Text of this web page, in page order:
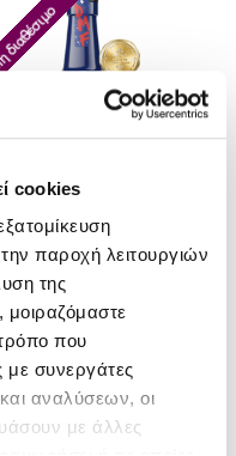
cookies
παροχή λειτουργιών
της
μοιραζόμαστε
που
με συνεργάτες
αναλύσεων, οι
με άλλες
Man's Fingers
Dead Man's Fingers
Hazelnut Rum
20.00€